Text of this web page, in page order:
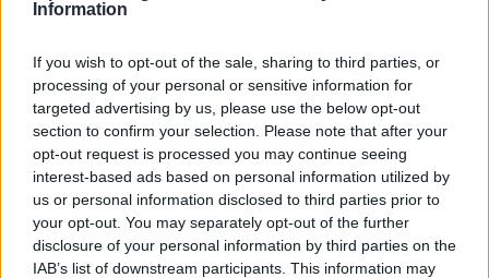
Information
If you wish to opt-out of the sale, sharing to third parties, or
processing of your personal or sensitive information for
targeted advertising by us, please use the below opt-out
section to confirm your selection. Please note that after your
opt-out request is processed you may continue seeing
interest-based ads based on personal information utilized by
us or personal information disclosed to third parties prior to
your opt-out. You may separately opt-out of the further
disclosure of your personal information by third parties on the
IAB’s list of downstream participants. This information may
Υπενθυμίζεται ότι, πρόσφατα στις 13/6/2025
εκδόθηκε νέα επικαιροποιημένο αρχείο συχνών
ερωτήσεων-απαντήσεων επί των Αναλυτικών
Προσκλήσεων των δύο Δράσεων.